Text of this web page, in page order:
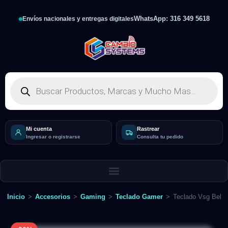
Envíos nacionales y entregas digitalesWhatsApp: 316 349 5618
Mi cuenta
Ingresar o registrarse
Rastrear
Consulta tu pedido
Inicio > Accesorios > Gaming > Teclado Gamer > Teclado Vsg